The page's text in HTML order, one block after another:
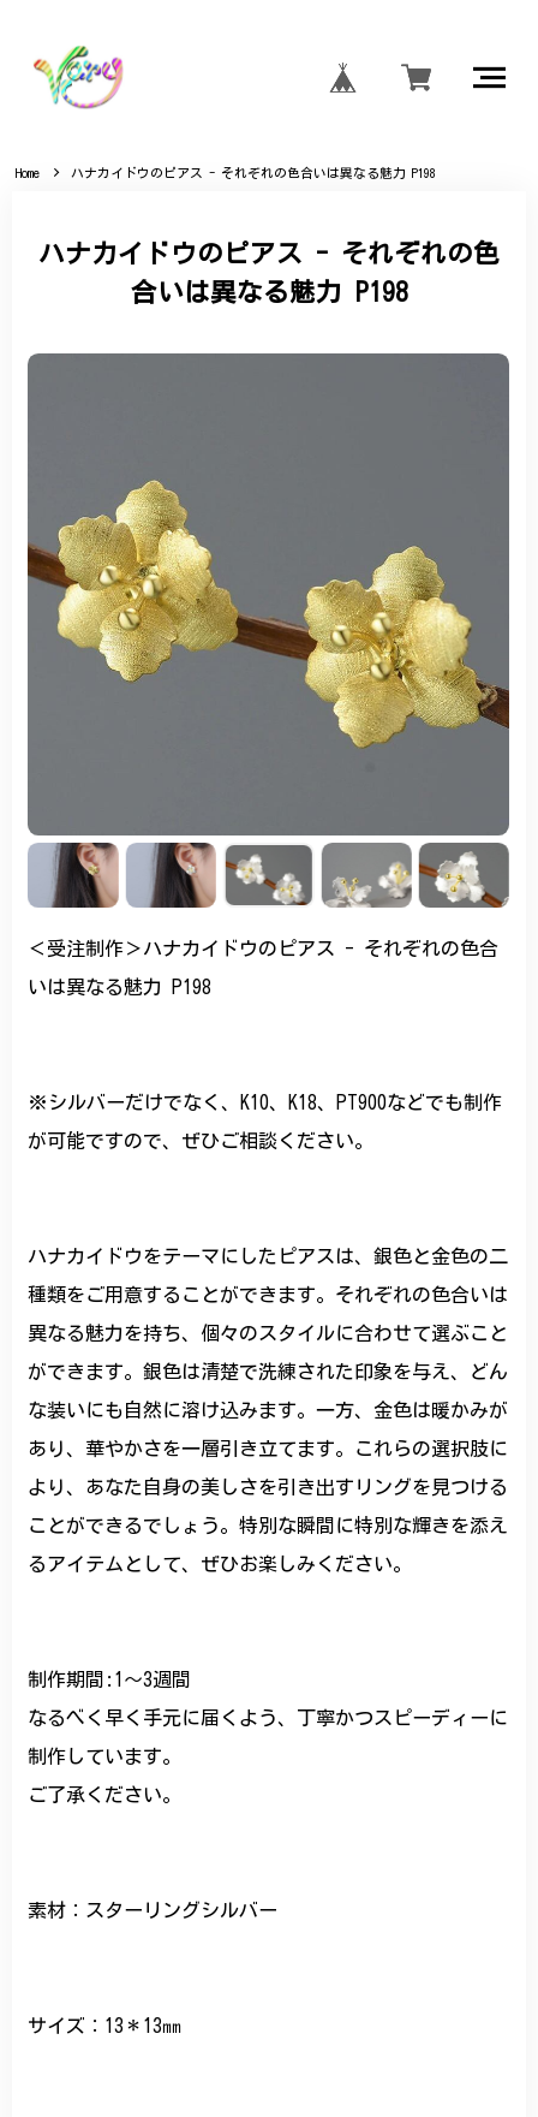
Home ハナカイドウのピアス - それぞれの色合いは異なる魅力 P198
ハナカイドウのピアス - それぞれの色
合いは異なる魅力 P198
＜受注制作＞ハナカイドウのピアス - それぞれの色合
いは異なる魅力 P198
※シルバーだけでなく、K10、K18、PT900などでも制作
が可能ですので、ぜひご相談ください。
ハナカイドウをテーマにしたピアスは、銀色と金色の二
種類をご用意することができます。それぞれの色合いは
異なる魅力を持ち、個々のスタイルに合わせて選ぶこと
ができます。銀色は清楚で洗練された印象を与え、どん
な装いにも自然に溶け込みます。一方、金色は暖かみが
あり、華やかさを一層引き立てます。これらの選択肢に
より、あなた自身の美しさを引き出すリングを見つける
ことができるでしょう。特別な瞬間に特別な輝きを添え
るアイテムとして、ぜひお楽しみください。
制作期間:1〜3週間
なるべく早く手元に届くよう、丁寧かつスピーディーに
制作しています。
ご了承ください。
素材：スターリングシルバー
サイズ：13＊13㎜